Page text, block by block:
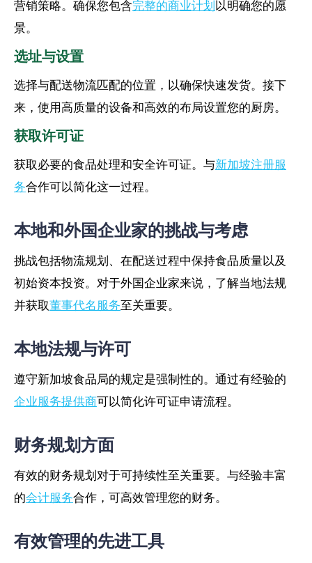
营销策略。确保您包含完整的商业计划以明确您的愿
景。
选址与设置
选择与配送物流匹配的位置，以确保快速发货。接下
来，使用高质量的设备和高效的布局设置您的厨房。
获取许可证
获取必要的食品处理和安全许可证。与新加坡注册服
务合作可以简化这一过程。
本地和外国企业家的挑战与考虑
挑战包括物流规划、在配送过程中保持食品质量以及
初始资本投资。对于外国企业家来说，了解当地法规
并获取董事代名服务至关重要。
本地法规与许可
遵守新加坡食品局的规定是强制性的。通过有经验的
企业服务提供商可以简化许可证申请流程。
财务规划方面
有效的财务规划对于可持续性至关重要。与经验丰富
的会计服务合作，可高效管理您的财务。
有效管理的先进工具